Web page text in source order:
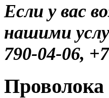
Если у вас
нашими
790-04-06,
Проволока